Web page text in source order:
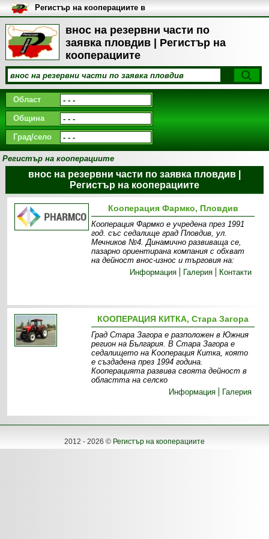
внос на резервни части по
заявка пловдив | Регистър на
кооперациите
Регистър на кооперациите в
България
Област
Община
Град/село
Регистър на кооперациите
внос на резервни части по заявка пловдив |
Регистър на кооперациите
Кооперация Фармко, Пловдив
Кооперация Фармко е учредена през 1991
год. със седалище град Пловдив, ул.
Мечников №4. Динамично развиваща се,
пазарно ориентирана компания с обхват
на дейност внос-износ и търговия на:
Информация
Галерия Контакти
КООПЕРАЦИЯ КИТКА, Стара Загора
Град Стара Загора е разположен в Южния
регион на България. В Стара Загора е
седалището на Kооперация Китка, която
е създадена през 1994 година.
Кооперацията развива своята дейност в
областта на селско
Информация
Галерия
2012 - 2026 © Регистър на кооперациите